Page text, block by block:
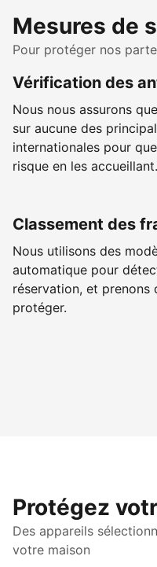
Mesures de
Pour protéger nos
Vérification des
Nous nous assurons
sur aucune des
internationales pour
risque en les accueillant.
Classement des
Nous utilisons des
automatique pour
réservation, et prenons
protéger.
Protégez
Des appareils
votre maison